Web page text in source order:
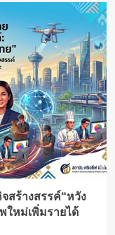
สร้างสรรค์“หวัง
ใหม่เพิ่มรายได้